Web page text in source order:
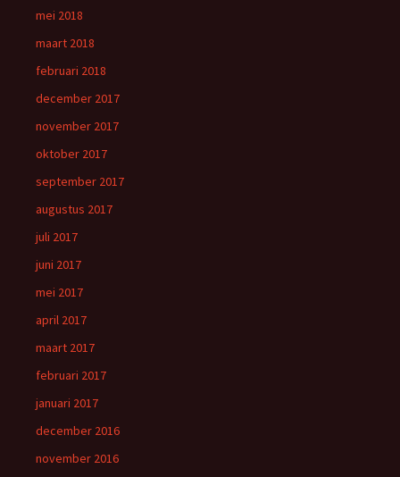
mei 2018
maart 2018
februari 2018
december 2017
november 2017
oktober 2017
september 2017
augustus 2017
juli 2017
juni 2017
mei 2017
april 2017
maart 2017
februari 2017
januari 2017
december 2016
november 2016